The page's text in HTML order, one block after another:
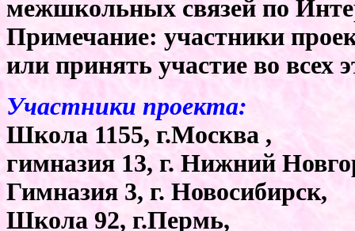
межшкольных связей по
Примечание: участники
или принять участие во всех
Участники проекта:
Школа 1155, г.Москва ,
гимназия 13, г. Нижний
Гимназия 3, г. Новосибирск,
Школа 92, г.Пермь,